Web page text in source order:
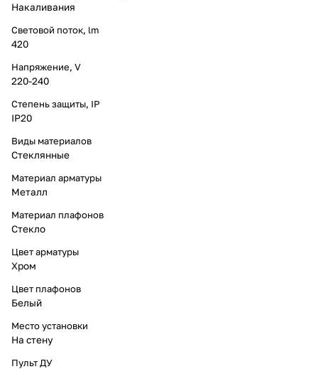
Накаливания
Световой поток, lm
420
Напряжение, V
220-240
Степень защиты, IP
IP20
Виды материалов
Стеклянные
Материал арматуры
Металл
Материал плафонов
Стекло
Цвет арматуры
Хром
Цвет плафонов
Белый
Место установки
На стену
Пульт ДУ